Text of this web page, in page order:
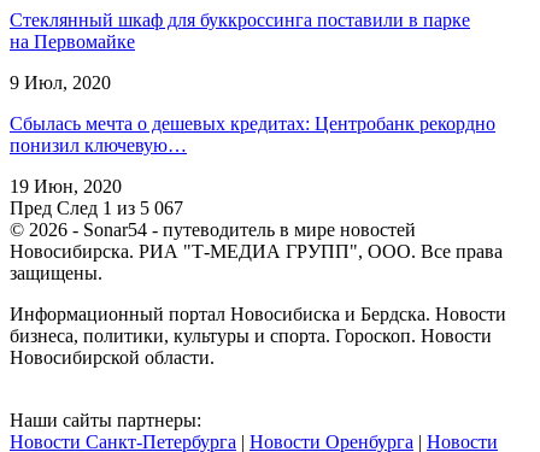
Стеклянный шкаф для буккроссинга поставили в парке
на Первомайке
9 Июл, 2020
Сбылась мечта о дешевых кредитах: Центробанк рекордно
понизил ключевую…
19 Июн, 2020
Пред След 1 из 5 067
© 2026 - Sonar54 - путеводитель в мире новостей
Новосибирска. РИА "Т-МЕДИА ГРУПП", ООО. Все права
защищены.
Информационный портал Новосибиска и Бердска. Новости
бизнеса, политики, культуры и спорта. Гороскоп. Новости
Новосибирской области.
Наши сайты партнеры:
Новости Санкт-Петербурга | Новости Оренбурга | Новости